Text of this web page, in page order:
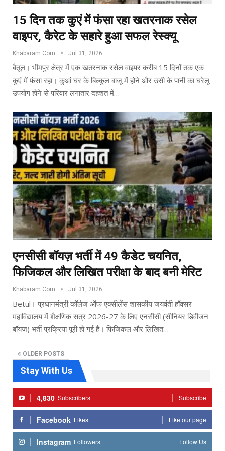
15 दिन तक कुएं में फंसा रहा खतरनाक रसेल
वाइपर, कैरेट के सहारे हुआ सफल रेस्क्यू
Khabaram.Com Jul 31, 2026
बैतूल। भीमपुर क्षेत्र में एक खतरनाक रसेल वाइपर करीब 15 दिनों तक एक
कुएं में फंसा रहा। कुआं घर के बिल्कुल बाजू में होने और उसी के पानी का घरेलू
उपयोग होने से परिवार लगातार दहशत में…
एनसीसी बॉयज़ भर्ती में 49 कैडेट चयनित,
फिजिकल और लिखित परीक्षा के बाद बनी मेरिट
Khabaram.Com Jul 31, 2026
Betul। प्रधानमंत्री कॉलेज ऑफ एक्सीलेंस शासकीय जयवंती हॉक्सर
महाविद्यालय में शैक्षणिक सत्र 2026-27 के लिए एनसीसी (सीनियर डिवीजन
बॉयज़) भर्ती प्रक्रिया पूरी हो गई है। फिजिकल और लिखित…
OLDER POSTS
Stay With Us
4,830 Subscribers Subscribe
Facebook Likes Like our page
Instagram Followers Follow Us